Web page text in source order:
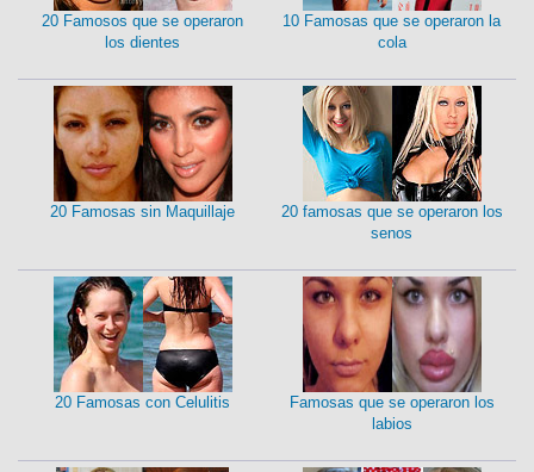
20 Famosos que se operaron
los dientes
10 Famosas que se operaron la
cola
20 Famosas sin Maquillaje
20 famosas que se operaron los
senos
20 Famosas con Celulitis
Famosas que se operaron los
labios